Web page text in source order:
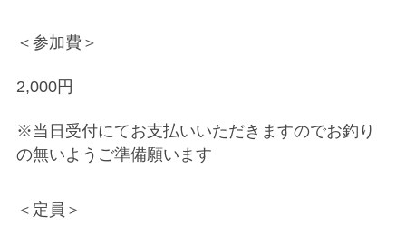
＜参加費＞
2,000円
※当日受付にてお支払いいただきますのでお釣り
の無いようご準備願います
＜定員＞